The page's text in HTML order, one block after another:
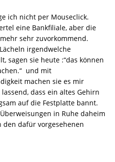
ich nicht per Mouseclick.
eine Bankfiliale, aber die
sehr zuvorkommend.
irgendwelche
sagen sie heute :“das können
und mit
machen sie es mir
dass ein altes Gehirn
auf die Festplatte bannt.
in Ruhe daheim
den dafür vorgesehenen